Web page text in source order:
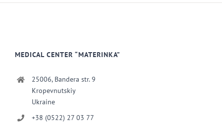
MEDICAL CENTER “MATERINKA”
25006, Bandera str. 9
Kropevnutskiy
Ukraine
+38 (0522) 27 03 77